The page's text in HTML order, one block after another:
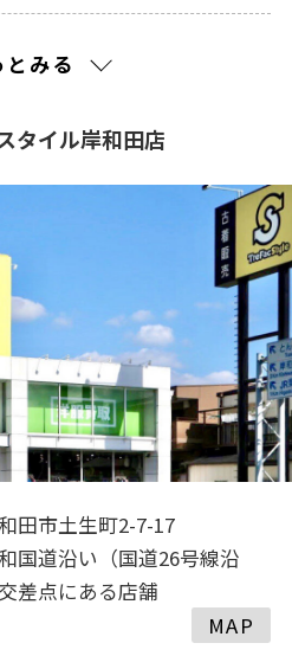
とみる
タイル岸和田店
田市土生町2-7-17
国道沿い（国道26号線沿
差点にある店舗
MAP